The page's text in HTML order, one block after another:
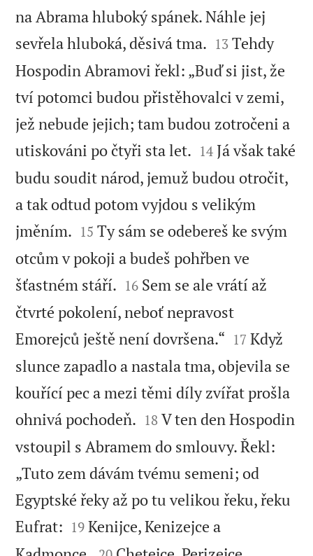
na Abrama hluboký spánek. Náhle jej
sevřela hluboká, děsivá tma. 

13 Tehdy
Hospodin Abramovi řekl: „Buď si jist, že
tví potomci budou přistěhovalci v zemi,
jež nebude jejich; tam budou zotročeni a
utiskováni po čtyři sta let. 

14 Já však také
budu soudit národ, jemuž budou otročit,
a tak odtud potom vyjdou s velikým
jměním. 

15 Ty sám se odebereš ke svým
otcům v pokoji a budeš pohřben ve
šťastném stáří. 

16 Sem se ale vrátí až
čtvrté pokolení, neboť nepravost
Emorejců ještě není dovršena.“ 

17 Když
slunce zapadlo a nastala tma, objevila se
kouřící pec a mezi těmi díly zvířat prošla
ohnivá pochodeň. 

18 V ten den Hospodin
vstoupil s Abramem do smlouvy. Řekl:
„Tuto zem dávám tvému semeni; od
Egyptské řeky až po tu velikou řeku, řeku
Eufrat: 

19 Kenijce, Kenizejce a